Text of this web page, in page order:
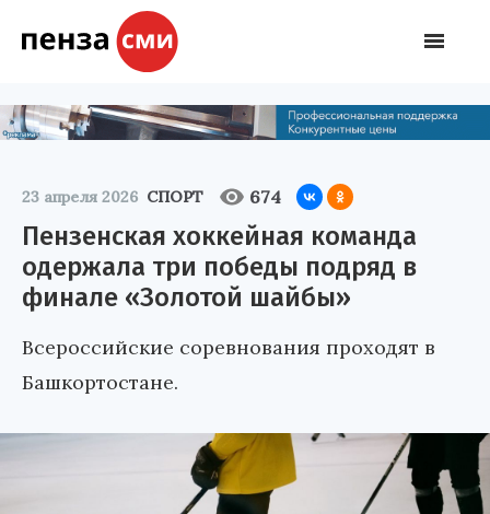
23 апреля 2026 СПОРТ 674
Пензенская хоккейная команда
одержала три победы подряд в
финале «Золотой шайбы»
Всероссийские соревнования проходят в
Башкортостане.